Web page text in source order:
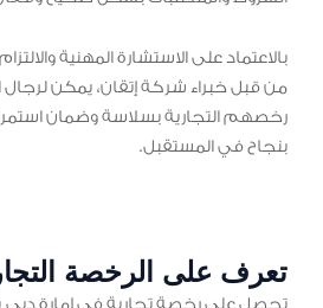
بالاعتماد على الاستشارة المهنية
من قبل خبراء شركة إتقان، يمكن
رخصهم التجارية بسلاسة وضمان
بنجاح في المستقبل.
تعرف على الرخصة